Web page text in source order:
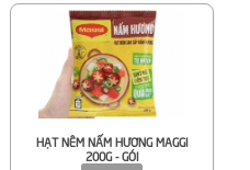
HẠT NÊM NẤM HƯƠNG MAGGI
200G - GÓI